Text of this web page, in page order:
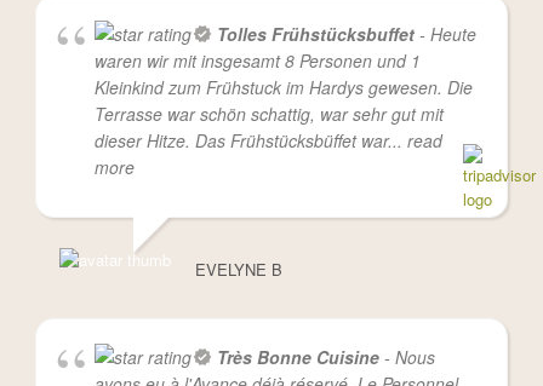
Tolles Frühstücksbuffet - Heute
waren wir mit insgesamt 8 Personen und 1
Kleinkind zum Frühstuck im Hardys gewesen. Die
Terrasse war schön schattig, war sehr gut mit
dieser Hitze. Das Frühstücksbüffet war... read
more
EVELYNE B
Très Bonne Cuisine - Nous